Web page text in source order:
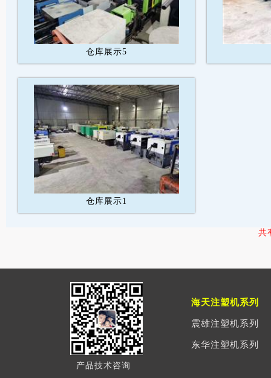
仓库展示5
仓库展示1
共
产品技术咨询
海天注塑机系列
震雄注塑机系列
东华注塑机系列